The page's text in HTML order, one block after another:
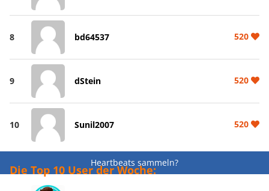
8 bd64537 520
9 dStein 520
10 Sunil2007 520
Heartbeats sammeln?
Die Top 10 User der Woche: